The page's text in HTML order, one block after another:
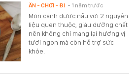
Món canh được nấu với 2 nguyên
liệu quen thuộc, giàu dưỡng chất
nên không chỉ mang lại hương vị
tươi ngon mà còn hỗ trợ sức
khỏe.
ĂN - CHƠI - ĐI - 1 năm trước